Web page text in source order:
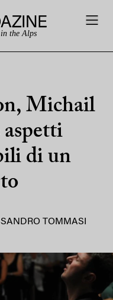
the Alps
Michail
di un
TOMMASI